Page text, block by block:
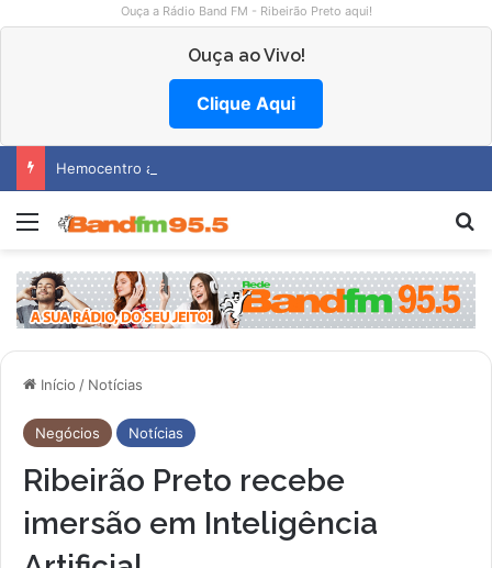
Ouça a Rádio Band FM - Ribeirão Preto aqui!
Ouça ao Vivo!
Clique Aqui
Hemocentro abre vagas na região
Menu
Início / Notícias
Negócios Notícias
Ribeirão Preto recebe
imersão em Inteligência